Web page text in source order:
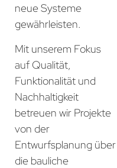
neue Systeme
gewährleisten.
Mit unserem Fokus
auf Qualität,
Funktionalität und
Nachhaltigkeit
betreuen wir Projekte
von der
Entwurfsplanung über
die bauliche